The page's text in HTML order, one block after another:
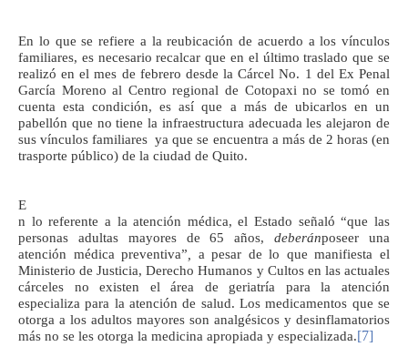
En lo que se refiere a la reubicación de acuerdo a los vínculos
familiares, es necesario recalcar que en el último traslado que se
realizó en el mes de febrero desde la Cárcel No. 1 del Ex Penal
García Moreno al Centro regional de Cotopaxi no se tomó en
cuenta esta condición, es así que a más de ubicarlos en un
pabellón que no tiene la infraestructura adecuada les alejaron de
sus vínculos familiares ya que se encuentra a más de 2 horas (en
trasporte público) de la ciudad de Quito.
E
n lo referente a la atención médica, el Estado señaló “que las
personas adultas mayores de 65 años,deberánposeer una
atención médica preventiva”
a pesar de lo que manifiesta el
Ministerio de Justicia, Derecho Humanos y Cultos en las actuales
cárceles no existen el área de geriatría para la atención
especializa para la atención de salud. Los medicamentos que se
otorga a los adultos mayores son analgésicos y desinflamatorios
más no se les otorga la medicina apropiada y especializada.[7]